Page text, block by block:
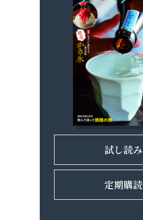
試し読み
定期購読